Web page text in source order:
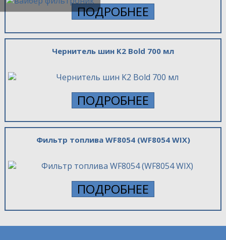
ПОДРОБНЕЕ
Чернитель шин K2 Bold 700 мл
ПОДРОБНЕЕ
Фильтр топлива WF8054 (WF8054 WIX)
ПОДРОБНЕЕ